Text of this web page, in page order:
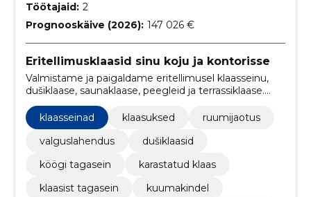
Töötajaid: 2
Prognooskäive (2026): 147 026 €
Eritellimusklaasid sinu koju ja kontorisse
Valmistame ja paigaldame eritellimusel klaasseinu,
dušiklaase, saunaklaase, peegleid ja terrassiklaase.
Täpsed mõõtmised, sobiv klaasitüüp ja turvaline
paigaldus tagavad funktsionaalse ning valguse
läbilaskva lahenduse.
klaasseinad klaasuksed
ruumijaotus
valguslahendus
dušiklaasid
köögi tagasein
karastatud klaas
klaasist tagasein
kuumakindel